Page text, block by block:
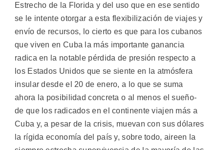
Estrecho de la Florida y del uso que en ese sentido
se le intente otorgar a esta flexibilización de viajes y
envío de recursos, lo cierto es que para los cubanos
que viven en Cuba la más importante ganancia
radica en la notable pérdida de presión respecto a
los Estados Unidos que se siente en la atmósfera
insular desde el 20 de enero, a lo que se suma
ahora la posibilidad concreta o al menos el sueño-
de que los radicados en el continente viajen más a
Cuba y, a pesar de la crisis, muevan con sus dólares
la rígida economía del país y, sobre todo, aireen la